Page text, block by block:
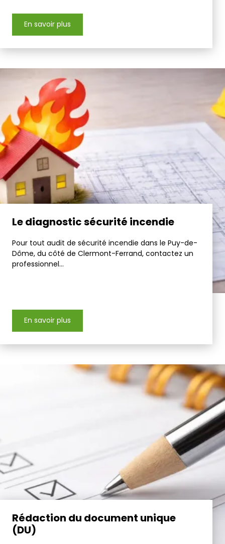
En savoir plus
Le diagnostic sécurité incendie
Pour tout audit de sécurité incendie dans le Puy-de-
Dôme, du côté de Clermont-Ferrand, contactez un
professionnel...
En savoir plus
Rédaction du document unique
(DU)